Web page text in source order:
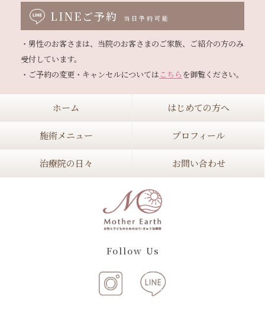
LINEご予約 当日予約可能
・男性のお客さまは、当院のお客さまのご家族、ご紹介の方のみ
受付しています。
・ご予約の変更・キャンセルについてはこちら
ホーム はじめての方へ
施術メニュー プロフィール
治療院の日々 お問い合わせ
Follow Us